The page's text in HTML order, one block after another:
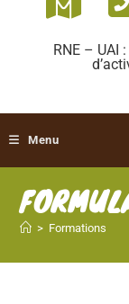
RNE – UAI
Menu
> Formations